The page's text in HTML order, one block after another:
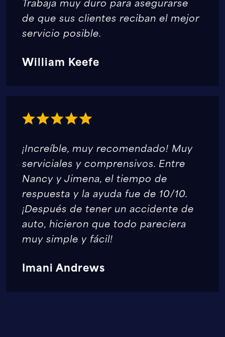
de que sus clientes reciban el mejor
servicio posible.
William Keefe
¡Increíble, muy recomendado! Muy
serviciales y comprensivos. Entre
Nancy y Jimena, el tiempo de
respuesta y la ayuda fue de 10/10.
¡Después de tener un accidente de
auto, hicieron que todo pareciera
muy simple y fácil!
Imani Andrews